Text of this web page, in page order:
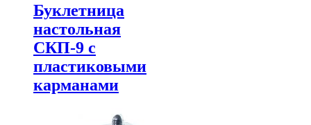
Буклетница
настольная
СКП-9 с
пластиковыми
карманами